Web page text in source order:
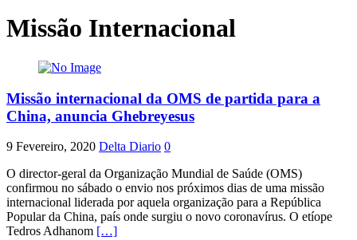
Missão Internacional
Missão internacional da OMS de partida para a
China, anuncia Ghebreyesus
9 Fevereiro, 2020 Delta Diario 0
O director-geral da Organização Mundial de Saúde (OMS)
confirmou no sábado o envio nos próximos dias de uma missão
internacional liderada por aquela organização para a República
Popular da China, país onde surgiu o novo coronavírus. O etíope
Tedros Adhanom […]